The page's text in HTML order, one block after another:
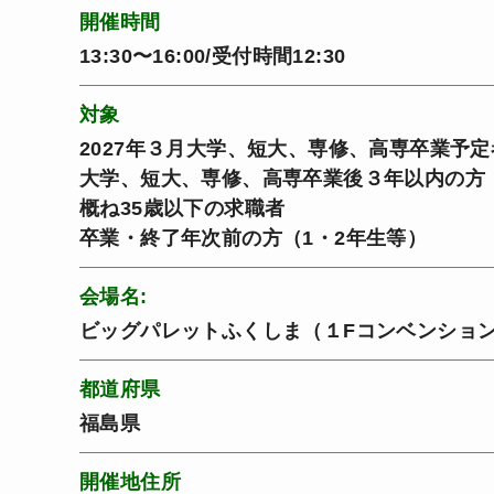
開催時間
13:30〜16:00/受付時間12:30
対象
2027年３月大学、短大、専修、高専卒業予
大学、短大、専修、高専卒業後３年以内の方
概ね35歳以下の求職者
卒業・終了年次前の方（1・2年生等）
会場名:
ビッグパレットふくしま（１Fコンベンショ
都道府県
福島県
開催地住所